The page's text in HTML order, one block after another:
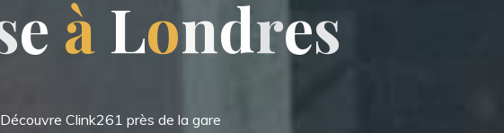
e à Lond
dres
Clink261 près de la gare